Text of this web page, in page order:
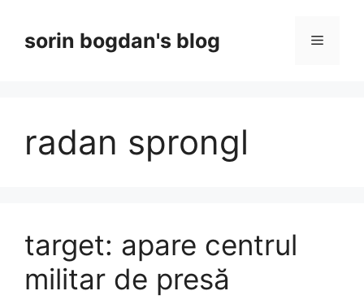
contentsorin bogdan's blog Menu
radan sprongl
target: apare centrul
militar de presă